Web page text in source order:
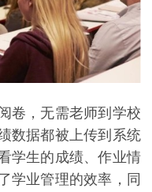
，无需老师到学校
数据都被上传到系统
学生的成绩、作业情
学业管理的效率，同